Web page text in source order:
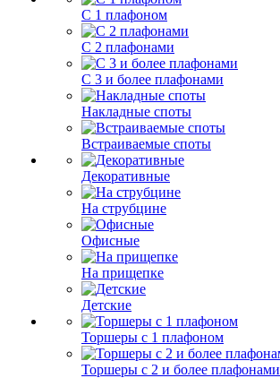
С 1 плафоном
С 2 плафонами
С 3 и более плафонами
Накладные споты
Встраиваемые споты
Декоративные
На струбцине
Офисные
На прищепке
Детские
Торшеры с 1 плафоном
Торшеры с 2 и более плафонами